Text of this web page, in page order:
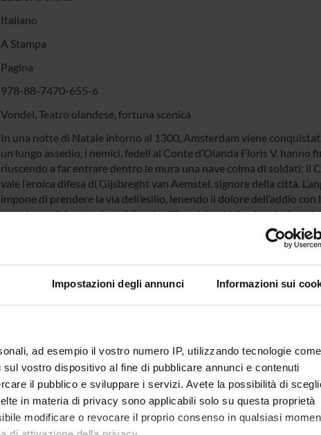
Impostazioni degli annunci Informazioni sui
ad esempio il vostro numero IP, utilizzando tecnologie
vostro dispositivo al fine di pubblicare annunci e contenuti
il pubblico e sviluppare i servizi. Avete la possibilità di
in materia di privacy sono applicabili solo su questa proprietà
modificare o revocare il proprio consenso in qualsiasi
Italiano
A Stampa
Pagina
978-88-7470-655-6
Vondel, Teatro olandese, fortuna scenica
In una notte di Natale intorno al 1300, Amsterdam viene
un lungo assedio, i nemici, fedeli al Conte d’Olanda Floris V, hanno
riuscendo a far entrare dentro le mura una nave colma di soldati: il
vale l’eroica difesa di Gijsbreght van Aemstel, signore della città.
impone di prendere la via dell’esilio, lenendo il dolore dell’addio
grandezza di Amsterdam: il Secolo d’Oro del pubblico in sala. La
teatro in pietra della Repubblica delle Province Unite, lo
Campen, inaugurato proprio con la tragedia Gysbreght van
Vondel (1586-1679) il 3 gennaio 1638, nonostante la resistenza
della città, ostile ai rituali cattolici nella messinscena. Modelli
l’Eneide – vengono convocati in un’opera tutt’altro che
gli abitanti di Amsterdam, città imperatrice dei mari che si avvia
potenza, vengono invitati a riflettere in modo complesso e
del passato: non solo quello lontano della contea d’Olanda
prossimo della Rivolta contro la Spagna e della Riforma
religiosi cattolici che vengono attualizzate in terribili scene di
conosciuto una fortuna secolare, divenendo appuntamento fisso
popolazione di Amsterdam. Oltre alla prima traduzione italiana e a
ne offre l’edizione critica, comprensiva della versione messa a
accoglieva la prassi teatrale dell’epoca. La tradizione spettacolare,